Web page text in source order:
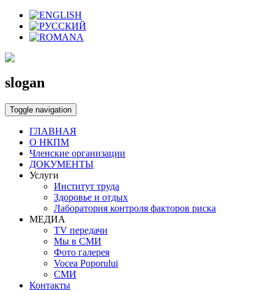
slogan
Toggle navigation
ГЛАВНАЯ
О НКПМ
Членские организации
ДОКУМЕНТЫ
Услуги
Институт труда
Здоровье и отдых
Лаборатория контроля факторов риска
МЕДИА
TV передачи
Мы в СМИ
Фото галерея
Vocea Poporului
СМИ
Контакты